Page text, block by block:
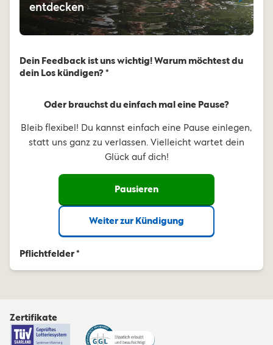
entdecken
Dein Feedback ist uns wichtig! Warum möchtest du
dein Los kündigen? *
Oder brauchst du einfach mal eine Pause?
Bleib flexibel! Du kannst einfach eine Pause einlegen,
statt uns ganz zu verlassen. Vielleicht wartet dein
Glück auf dich!
Pausieren
Weiter zur Kündigung
Pflichtfelder *
Zertifikate